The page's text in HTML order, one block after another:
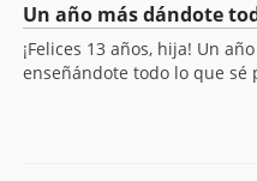
Un año más dándote
¡Felices 13 años, hija! Un
enseñándote todo lo que sé